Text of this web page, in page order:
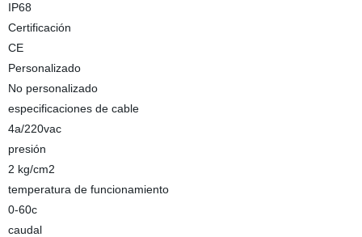
IP68
Certificación
CE
Personalizado
No personalizado
especificaciones de cable
4a/220vac
presión
2 kg/cm2
temperatura de funcionamiento
0-60c
caudal